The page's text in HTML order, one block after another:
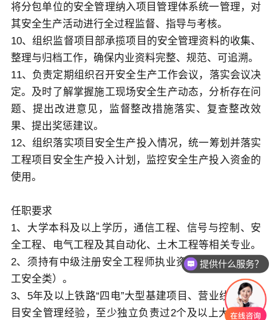
将分包单位的安全管理纳入项目管理体系统一管理，对
其安全生产活动进行全过程监督、指导与考核。
10、组织监督项目部承揽项目的安全管理资料的收集、
整理与归档工作，确保内业资料完整、规范、可追溯。
11、负责定期组织召开安全生产工作会议，落实会议决
定。及时了解掌握施工现场安全生产动态，分析存在问
题、提出改进意见，监督整改措施落实、复查整改效
果、提出奖惩建议。
12、组织落实项目安全生产投入情况，统一筹划并落实
工程项目安全生产投入计划，监控安全生产投入资金的
使用。
任职要求
1、大学本科及以上学历，通信工程、信号与控制、安
全工程、电气工程及其自动化、土木工程等相关专业。
2、须持有中级注册安全工程师执业资格证书（建筑施
工安全类）。
3、5年及以上铁路“四电”大型基建项目、营业线改造项
目安全管理经验，至少独立负责过2个及以上大中型铁
提供什么服务？